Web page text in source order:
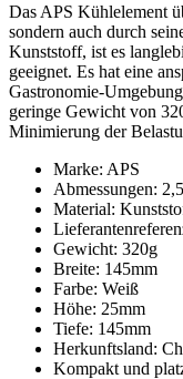
Das APS Kühlelement
sondern auch durch
Kunststoff, ist es
geeignet. Es hat eine
Gastronomie-
geringe Gewicht von
Minimierung der
Marke: APS
Abmessungen:
Material:
Gewicht: 320g
Breite: 145mm
Farbe: Weiß
Höhe: 25mm
Tiefe: 145mm
Herkunftsland:
Kompakt und